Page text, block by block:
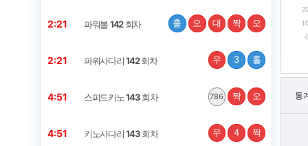
2:20 파워볼142회차 홀 오 대 짝 오
2:20 파워사다리142회차 우 3 홀
4:50 스피드키노143회차 786 짝 오
4:50 키노사다리143회차 우 4 짝
0
10
20
통